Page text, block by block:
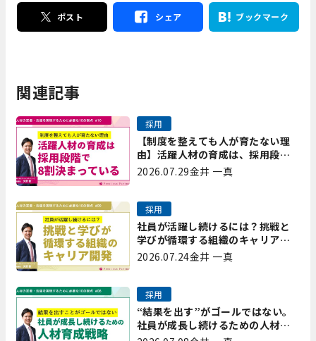
ポスト シェア ブックマーク
関連記事
【制度を整えても人が育たない理
由】活躍人材の育成は、採用段階
で8割決まっている｜プレシャスパ
ートナーズ矢野
採用
2026.07.29金井 一真
社員が活躍し続けるには？挑戦と
学びが循環する組織のキャリア開
発｜プレシャスパートナーズ矢野
採用
2026.07.24金井 一真
“結果を出す”がゴールではない。
社員が成長し続けるための人材育
採用